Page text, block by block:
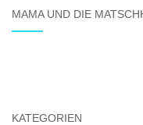
MAMA UND DIE
KATEGORIEN